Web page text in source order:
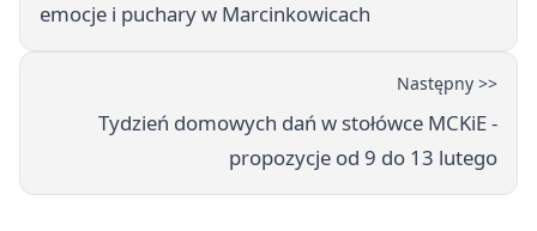
emocje i puchary w Marcinkowicach
Następny >>
Tydzień domowych dań w stołówce MCKiE -
propozycje od 9 do 13 lutego